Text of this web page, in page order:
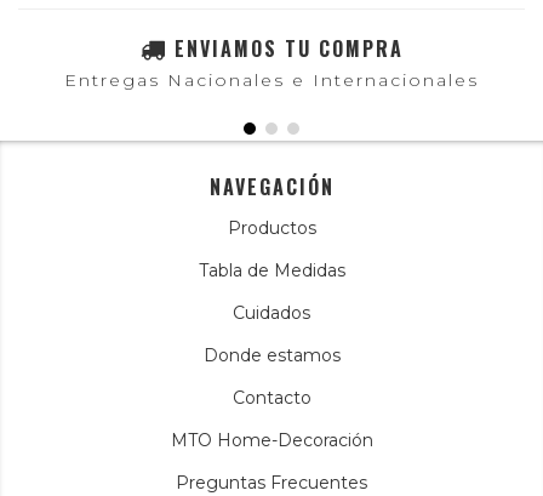
ENVIAMOS TU COMPRA
Entregas Nacionales e Internacionales
NAVEGACIÓN
Productos
Tabla de Medidas
Cuidados
Donde estamos
Contacto
MTO Home-Decoración
Preguntas Frecuentes